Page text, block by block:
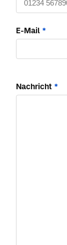
E-Mail *
Nachricht *